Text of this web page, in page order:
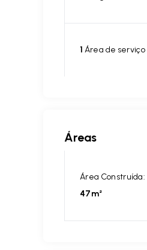
1 Área de serviço
Áreas
Área Construída:
47m²